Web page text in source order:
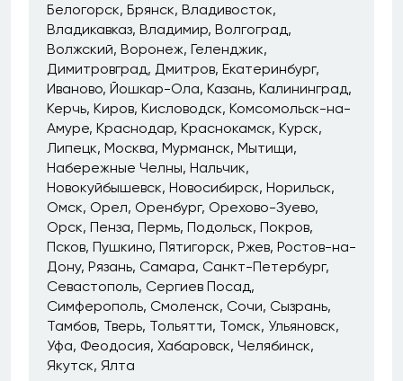
Белогорск Брянск Владивосток
Владикавказ Владимир Волгоград
Волжский Воронеж Геленджик
Димитровград Дмитров Екатеринбург
Иваново Йошкар-Ола Казань Калининград
Керчь Киров Кисловодск Комсомольск-на-
Амуре Краснодар Краснокамск Курск
Липецк Москва Мурманск Мытищи
Набережные Челны Нальчик
Новокуйбышевск Новосибирск Норильск
Омск Орел Оренбург Орехово-Зуево
Орск Пенза Пермь Подольск Покров
Псков Пушкино Пятигорск Ржев Ростов-на-
Дону Рязань Самара Санкт-Петербург
Севастополь Сергиев Посад
Симферополь Смоленск Сочи Сызрань
Тамбов Тверь Тольятти Томск Ульяновск
Уфа Феодосия Хабаровск Челябинск
Якутск Ялта